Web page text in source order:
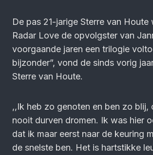
De pas 21-jarige Sterre van
Radar Love de opvolgster van
voorgaande jaren een trilogie
bijzonder”, vond de sinds vorig
Sterre van Houte.
,,Ik heb zo genoten en ben zo
nooit durven dromen. Ik was hier
dat ik maar eerst naar de keuring
de snelste ben. Het is hartstikke